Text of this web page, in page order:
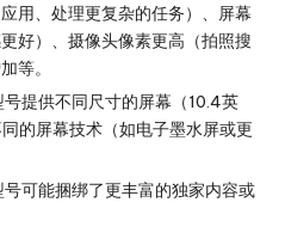
用、处理更复杂的任务）、屏幕
好）、摄像头像素更高（拍照搜
等。
号提供不同尺寸的屏幕（10.4英
的屏幕技术（如电子墨水屏或更
号可能捆绑了更丰富的独家内容或